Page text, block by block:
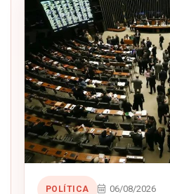
POLÍTICA 06/08/2026